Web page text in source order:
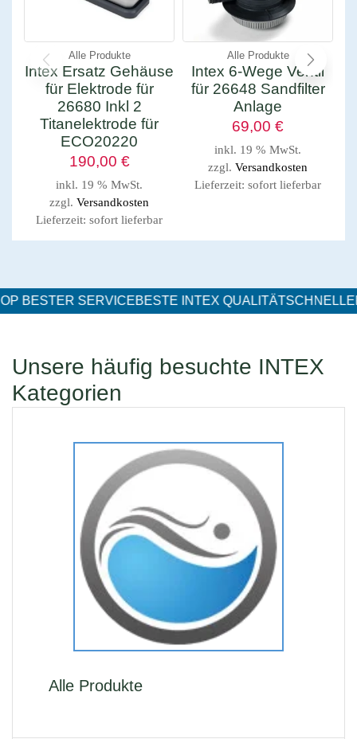
Alle Produkte
Intex Ersatz Gehäuse
für Elektrode für
26680 Inkl 2
Titanelektrode für
ECO20220
190,00 €
inkl. 19 % MwSt.
zzgl. Versandkosten
Lieferzeit: sofort lieferbar
Alle Produkte
Intex 6-Wege Ventil
für 26648 Sandfilter
Anlage
69,00 €
inkl. 19 % MwSt.
zzgl. Versandkosten
Lieferzeit: sofort lieferbar
BESTER SERVICEBESTE INTEX QUALITÄTSCHNELLER
Unsere häufig besuchte INTEX
Kategorien
Alle Produkte